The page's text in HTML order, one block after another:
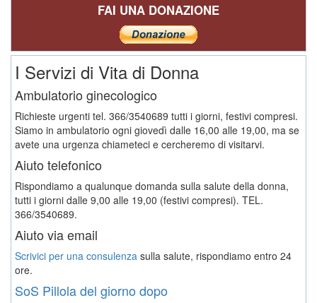
FAI UNA DONAZIONE
I Servizi di Vita di Donna
Ambulatorio ginecologico
Richieste urgenti tel. 366/3540689 tutti i giorni, festivi compresi.
Siamo in ambulatorio ogni giovedì dalle 16,00 alle 19,00, ma se
avete una urgenza chiameteci e cercheremo di visitarvi.
Aiuto telefonico
Rispondiamo a qualunque domanda sulla salute della donna,
tutti i giorni dalle 9,00 alle 19,00 (festivi compresi). TEL.
366/3540689.
Aiuto via email
Scrivici per una consulenza sulla salute, rispondiamo entro 24
ore.
SoS Pillola del giorno dopo